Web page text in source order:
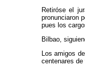
Retiróse el
pronunciaron
pues los
Bilbao,
Los amigos
centenares de